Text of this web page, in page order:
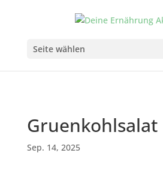
Seite wählen
Gruenkohlsalat
Sep. 14, 2025